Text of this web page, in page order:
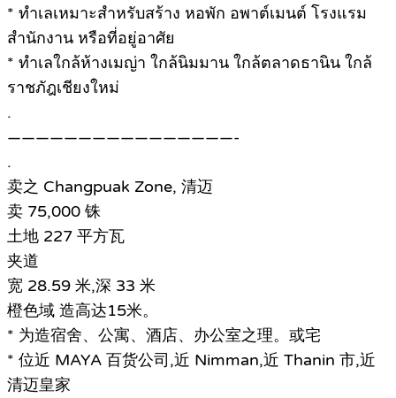
* ทำเลเหมาะสำหรับสร้าง หอพัก อพาต์เมนต์ โรงแรม
สำนักงาน หรือที่อยู่อาศัย
* ทำเลใกล้ห้างเมญ่า ใกล้นิมมาน ใกล้ตลาดธานิน ใกล้
ราชภัฎเชียงใหม่
.
————————————————-
.
卖之 Changpuak Zone, 清迈
卖 75,000 铢
土地 227 平方瓦
夹道
宽 28.59 米,深 33 米
橙色域 造高达15米。
* 为造宿舍、公寓、酒店、办公室之理。或宅
* 位近 MAYA 百货公司,近 Nimman,近 Thanin 市,近
清迈皇家